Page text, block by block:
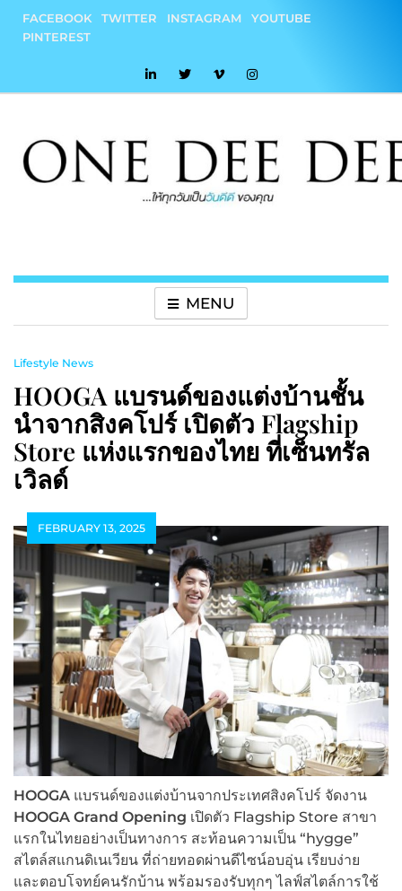
content
FACEBOOK TWITTER INSTAGRAM
YOUTUBE
PINTEREST
MENU
Lifestyle News
HOOGA แบรนด์ของแต่งบ้านชั้น
นำจากสิงคโปร์ เปิดตัว Flagship
Store แห่งแรกของไทย ที่เซ็นทรัล
เวิลด์
FEBRUARY 13, 2025
HOOGA แบรนด์ของแต่งบ้านจากประเทศสิงคโปร์ จัดงาน
HOOGA Grand Opening เปิดตัว Flagship Store สาขา
แรกในไทยอย่างเป็นทางการ สะท้อนความเป็น “hygge”
สไตล์สแกนดิเนเวียน ที่ถ่ายทอดผ่านดีไซน์อบอุ่น เรียบง่าย
และตอบโจทย์คนรักบ้าน พร้อมรองรับทุกๆ ไลฟ์สไตล์การใช้